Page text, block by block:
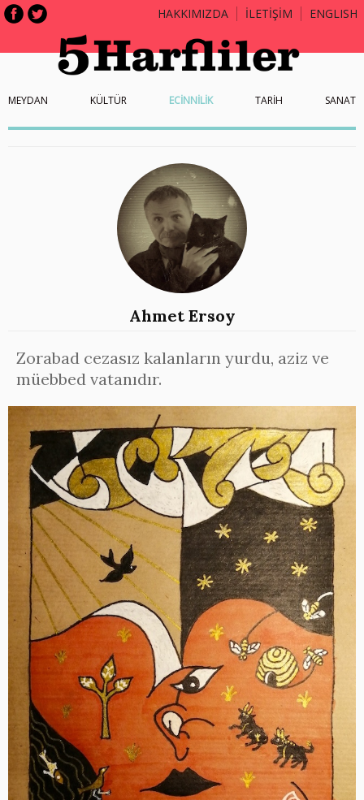
HAKKIMIZDA İLETİŞİM ENGLISH
MEYDAN KÜLTÜR ECİNNİLİK TARİH SANAT
Ahmet Ersoy
Zorabad cezasız kalanların yurdu, aziz ve
müebbed vatanıdır.